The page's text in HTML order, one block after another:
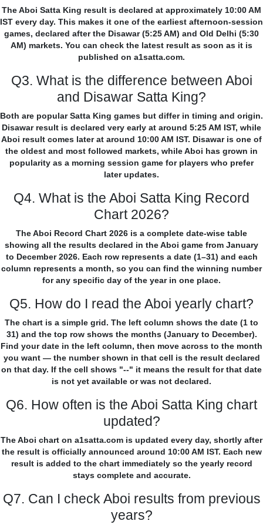
The Aboi Satta King result is declared at approximately 10:00 AM
IST every day. This makes it one of the earliest afternoon-session
games, declared after the Disawar (5:25 AM) and Old Delhi (5:30
AM) markets. You can check the latest result as soon as it is
published on a1satta.com.
Q3. What is the difference between Aboi
and Disawar Satta King?
Both are popular Satta King games but differ in timing and origin.
Disawar result is declared very early at around 5:25 AM IST, while
Aboi result comes later at around 10:00 AM IST. Disawar is one of
the oldest and most followed markets, while Aboi has grown in
popularity as a morning session game for players who prefer
later updates.
Q4. What is the Aboi Satta King Record
Chart 2026?
The Aboi Record Chart 2026 is a complete date-wise table
showing all the results declared in the Aboi game from January
to December 2026. Each row represents a date (1–31) and each
column represents a month, so you can find the winning number
for any specific day of the year in one place.
Q5. How do I read the Aboi yearly chart?
The chart is a simple grid. The left column shows the date (1 to
31) and the top row shows the months (January to December).
Find your date in the left column, then move across to the month
you want — the number shown in that cell is the result declared
on that day. If the cell shows "--" it means the result for that date
is not yet available or was not declared.
Q6. How often is the Aboi Satta King chart
updated?
The Aboi chart on a1satta.com is updated every day, shortly after
the result is officially announced around 10:00 AM IST. Each new
result is added to the chart immediately so the yearly record
stays complete and accurate.
Q7. Can I check Aboi results from previous
years?